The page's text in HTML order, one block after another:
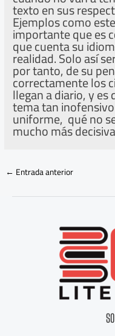
texto en sus
Ejemplos como
importante que es
que cuenta su
realidad. Solo así
por tanto, de su
correctamente los
llegan a diario, y
tema tan
uniforme, qué no
mucho más
← Entrada anterior